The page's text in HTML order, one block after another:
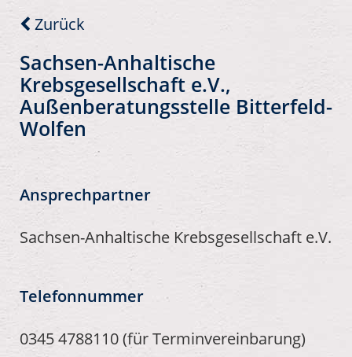
Zurück
Sachsen-Anhaltische
Krebsgesellschaft e.V.,
Außenberatungsstelle Bitterfeld-
Wolfen
Ansprechpartner
Sachsen-Anhaltische Krebsgesellschaft e.V.
Telefonnummer
0345 4788110 (für Terminvereinbarung)